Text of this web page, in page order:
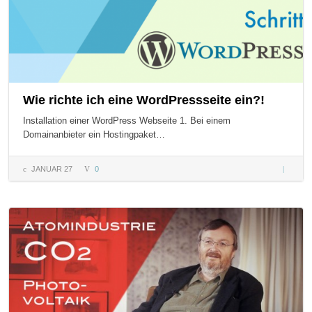
Wie richte ich eine WordPressseite ein?!
Installation einer WordPress Webseite 1. Bei einem
Domainanbieter ein Hostingpaket…
JANUAR 27 0
eine